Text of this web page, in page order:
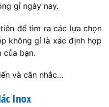
gỉ ngày nay.
để tìm ra các lựa chọn
không gỉ là xác định hợp
của bạn.
và cân nhắc…
Inox